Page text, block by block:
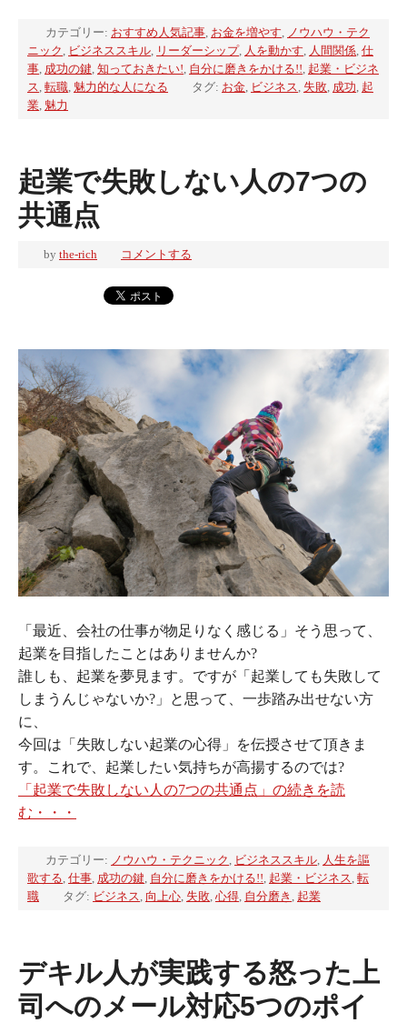
カテゴリー: おすすめ人気記事 お金を増やす
ノウハウ・テク
ニック
ビジネススキル リーダーシップ, 人を動かす 人間関係 仕
事 成功の鍵 知っておきたい! 自分に磨きをかける!! 起業・ビジネ
ス 転職 魅力的な人になる タグ: お金 ビジネス 失敗 成功 起
業 魅力
起業で失敗しない人の7つの
共通点
by the-rich コメントする
「最近、会社の仕事が物足りなく感じる」そう思って、
起業を目指したことはありませんか?
誰しも、起業を夢見ます。ですが「起業しても失敗して
しまうんじゃないか?」と思って、一歩踏み出せない方
に、
今回は「失敗しない起業の心得」を伝授させて頂きま
す。これで、起業したい気持ちが高揚するのでは?
「起業で失敗しない人の7つの共通点」の続きを読
む・・・
カテゴリー: ノウハウ・テクニック ビジネススキル 人生を謳
歌する 仕事 成功の鍵 自分に磨きをかける!! 起業・ビジネス 転
職
タグ: ビジネス 向上心 失敗 心得 自分磨き 起業
デキル人が実践する怒った上
司へのメール対応5つのポイ